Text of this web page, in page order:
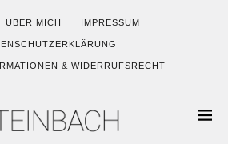
ÜBER MICH IMPRESSUM
& WIDERRUFSRECHT